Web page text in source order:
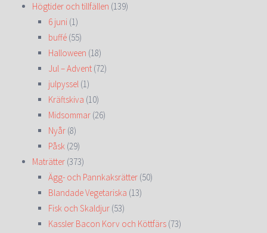
Högtider och tillfällen (139)
6 juni (1)
buffé (55)
Halloween (18)
Jul – Advent (72)
julpyssel (1)
Kräftskiva (10)
Midsommar (26)
Nyår (8)
Påsk (29)
Maträtter (373)
Ägg- och Pannkaksrätter (50)
Blandade Vegetariska (13)
Fisk och Skaldjur (53)
Kassler Bacon Korv och Köttfärs (73)